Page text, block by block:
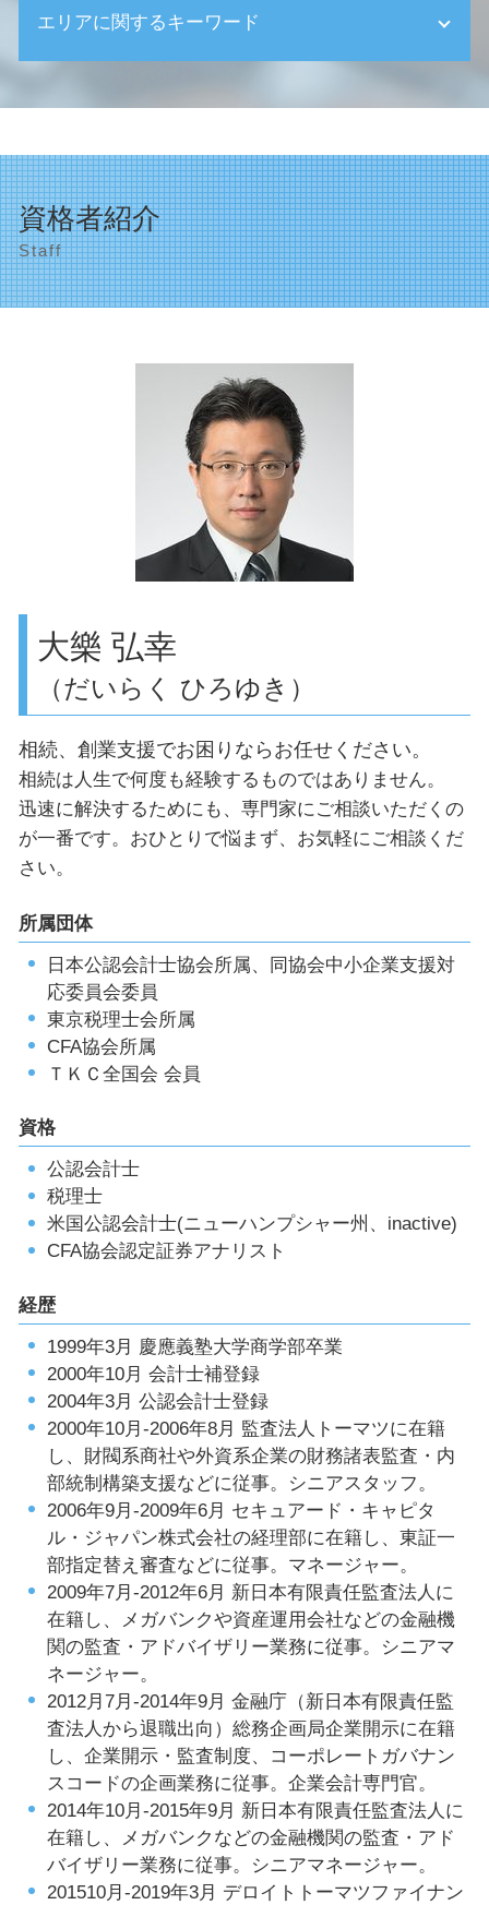
相続 申告
相続放棄 基礎控除
遺産整理 不動産
事後対策
遺産相続 分配
遺産相続 不動産 税金
事後対策 とは
相続 生前贈与
相続 売れない土地
決算申告 法人税
決算申告書 法人
確定申告 代理
税理士 選び方
顧問税理士 確定申告
確定申告 必要な人
起業 資金調達
創業支援 会社
創業助成金 対象
会社の種類 合資
個人事業主 法人成り
エリアに関するキーワード
渋谷区 助成金申請
相続税申告 品川区
法人の設立 目黒区
目黒区 税理士事務所
渋谷区 確定申告
世田谷区 確定申告
創業支援 目黒区
相続税申告 目黒区
品川区 確定申告
世田谷区 創業支援
顧問税理士 目黒区
目黒区 確定申告
世田谷区 事業計画の作成
顧問税理士 渋谷区
資格者紹介
Staff
大樂 弘幸
（だいらく ひろゆき）
相続、創業支援でお困りならお任せください。
相続は人生で何度も経験するものではありません。
迅速に解決するためにも、専門家にご相談いただくの
が一番です。おひとりで悩まず、お気軽にご相談くだ
さい。
所属団体
日本公認会計士協会所属、同協会中小企業支援対
応委員会委員
東京税理士会所属
CFA協会所属
ＴＫＣ全国会 会員
資格
公認会計士
税理士
米国公認会計士(ニューハンプシャー州、inactive)
CFA協会認定証券アナリスト
経歴
1999年3月 慶應義塾大学商学部卒業
2000年10月 会計士補登録
2004年3月 公認会計士登録
2000年10月-2006年8月 監査法人トーマツに在籍
し、財閥系商社や外資系企業の財務諸表監査・内
部統制構築支援などに従事。シニアスタッフ。
2006年9月-2009年6月 セキュアード・キャピタ
ル・ジャパン株式会社の経理部に在籍し、東証一
部指定替え審査などに従事。マネージャー。
2009年7月-2012年6月 新日本有限責任監査法人に
在籍し、メガバンクや資産運用会社などの金融機
関の監査・アドバイザリー業務に従事。シニアマ
ネージャー。
2012月7月-2014年9月 金融庁（新日本有限責任監
査法人から退職出向）総務企画局企業開示に在籍
し、企業開示・監査制度、コーポレートガバナン
スコードの企画業務に従事。企業会計専門官。
2014年10月-2015年9月 新日本有限責任監査法人に
在籍し、メガバンクなどの金融機関の監査・アド
バイザリー業務に従事。シニアマネージャー。
201510月-2019年3月 デロイトトーマツファイナン